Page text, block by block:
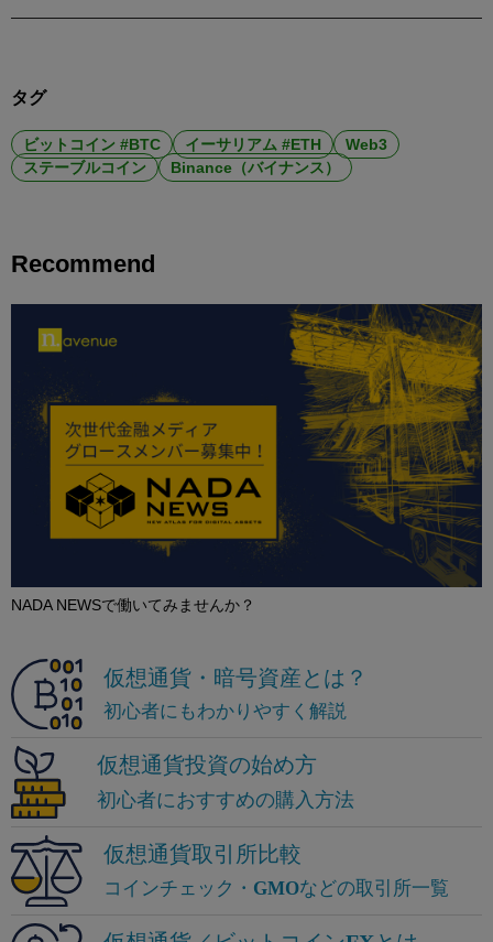
タグ
ビットコイン #BTC イーサリアム #ETH
Web3
ステーブルコイン
Binance（バイナンス）
Recommend
NADA NEWSで働いてみませんか？